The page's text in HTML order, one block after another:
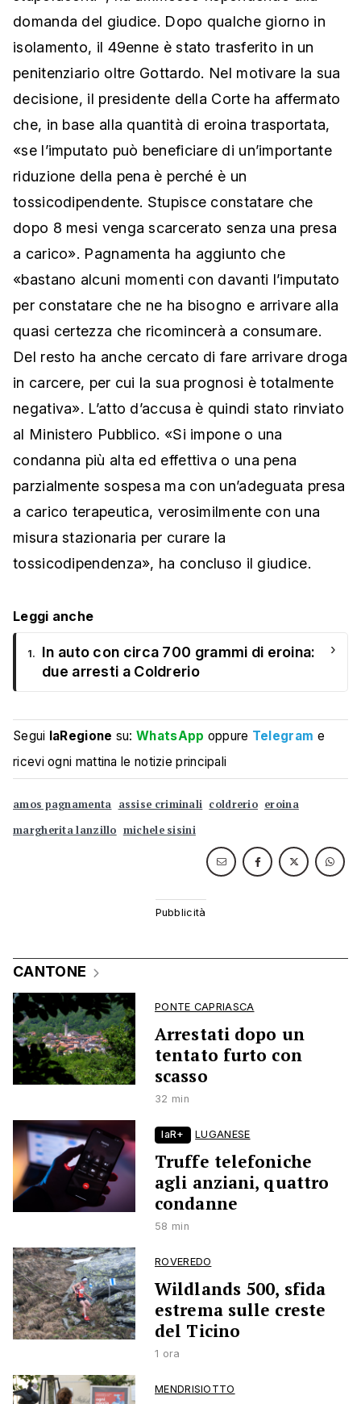
domanda del giudice. Dopo qualche giorno in
isolamento, il 49enne è stato trasferito in un
penitenziario oltre Gottardo. Nel motivare la sua
decisione, il presidente della Corte ha affermato
che, in base alla quantità di eroina trasportata,
«se l’imputato può beneficiare di un’importante
riduzione della pena è perché è un
tossicodipendente. Stupisce constatare che
dopo 8 mesi venga scarcerato senza una presa
a carico». Pagnamenta ha aggiunto che
«bastano alcuni momenti con davanti l’imputato
per constatare che ne ha bisogno e arrivare alla
quasi certezza che ricomincerà a consumare.
Del resto ha anche cercato di fare arrivare droga
in carcere, per cui la sua prognosi è totalmente
negativa». L’atto d’accusa è quindi stato rinviato
al Ministero Pubblico. «Si impone o una
condanna più alta ed effettiva o una pena
parzialmente sospesa ma con un’adeguata presa
a carico terapeutica, verosimilmente con una
misura stazionaria per curare la
tossicodipendenza», ha concluso il giudice.
Leggi anche
1.
In auto con circa 700 grammi di eroina:
due arresti a Coldrerio
›
Segui laRegione su:WhatsApp oppure Telegram e
ricevi ogni mattina le notizie principali
amos pagnamenta assise criminali coldrerio eroina
margherita lanzillo michele sisini
CANTONE
PONTE CAPRIASCA
Arrestati dopo un
tentato furto con
scasso
32 min
laR+ LUGANESE
Truffe telefoniche
agli anziani, quattro
condanne
58 min
ROVEREDO
Wildlands 500, sfida
estrema sulle creste
del Ticino
1 ora
MENDRISIOTTO